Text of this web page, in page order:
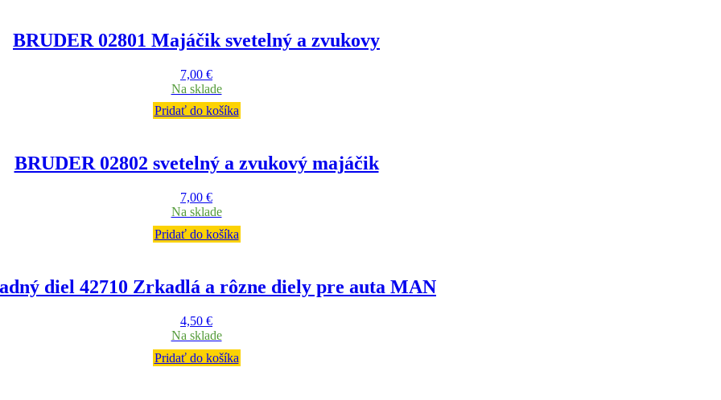
BRUDER 02801 Majáčik svetelný a zvukovy
7,00 €
Na sklade
Pridať do košíka
BRUDER 02802 svetelný a zvukový majáčik
7,00 €
Na sklade
Pridať do košíka
diel 42710 Zrkadlá a rôzne diely pre auta MAN
4,50 €
Na sklade
Pridať do košíka